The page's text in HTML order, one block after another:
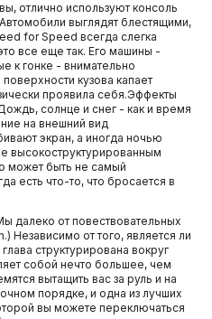
отлично используют консоль
выглядят блестящими,
for Speed всегда слегка
все еще так. Его машины -
к гонке - внимательно
кузова капает
проявила себя.Эффекты
солнце и снег - как и время
на внешний вид
экран, а иногда ночью
высокоструктурированным
может быть не самый
есть что-то, что бросается в
далеко от повествовательных
Независимо от того, является ли
структурирована вокруг
собой нечто большее, чем
вытащить вас за руль и на
порядке, и одна из лучших
вы можете переключаться